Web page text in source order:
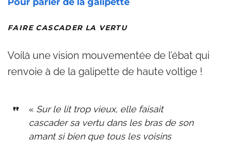
FAIRE CASCADER LA VERTU
Voilà une vision mouvementée de l’ébat qui
renvoie à de la galipette de haute voltige !
« Sur le lit trop vieux, elle faisait
cascader sa vertu dans les bras de son
amant si bien que tous les voisins